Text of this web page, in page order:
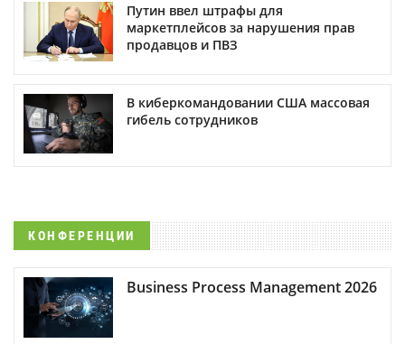
Путин ввел штрафы для
маркетплейсов за нарушения прав
продавцов и ПВЗ
В киберкомандовании США массовая
гибель сотрудников
КОНФЕРЕНЦИИ
Business Process Management 2026